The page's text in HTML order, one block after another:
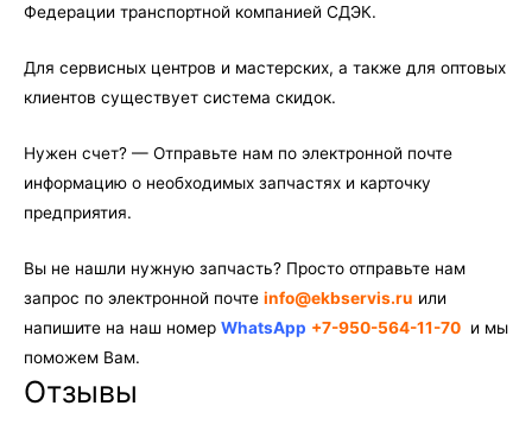
Федерации транспортной компанией СДЭК.
Для сервисных центров и мастерских, а также для оптовых
клиентов существует система скидок.
Нужен счет? — Отправьте нам по электронной почте
информацию о необходимых запчастях и карточку
предприятия.
Вы не нашли нужную запчасть? Просто отправьте нам
запрос по электронной почте info@ekbservis.ru или
напишите на наш номер WhatsApp +7-950-564-11-70 и мы
поможем Вам.
Отзывы